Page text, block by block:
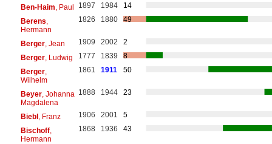
Ben-Haim , Paul 1897 1984
14
Berens
Hermann
1826 1880 49
Berger, Jean 1909 2002
2
Berger, Ludwig 1777 1839
8
Berger,
Wilhelm
1861 1911 50
Beyer, Johanna
Magdalena
1888 1944 23
Biebl, Franz 1906 2001
5
Bischoff,
Hermann
1868 1936 43